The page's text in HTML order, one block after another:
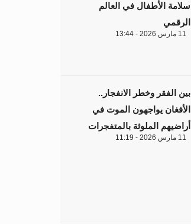
سلامة الأطفال في العالم
الرقمي
11 مارس 2026 - 13:44
بين الفقر وخطر الانفجار..
الأفغان يواجهون الموت في
أراضيهم الملوثة بالمتفجرات
11 مارس 2026 - 11:19